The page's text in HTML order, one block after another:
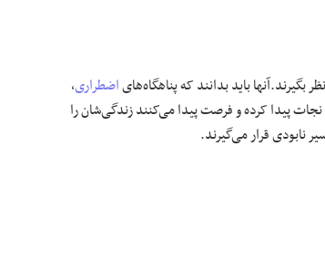
باید بدانند که پناهگاه‌هایاضطراری،
نجات پیدا کرده و فرصت پیدا می‌کنند زندگی‌شان را
نابودی قرار می‌گیرند.